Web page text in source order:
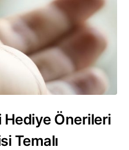
Önerileri
Temalı